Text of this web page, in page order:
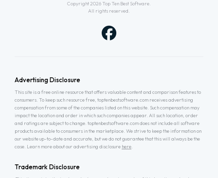
Copyright 2026 Top Ten Best Software.
All rights reserved.
Advertising Disclosure
This site is a free online resource that offers valuable content and comparison features to
consumers. To keep such resource free, toptenbestsoftware.com receives advertising
compensation from some of the companies listed on this website. Such compensation may
impact the location and order in which such companies appear. All such location, order
and ratings are subject to change. toptenbestsoftware.com does not include all software
products available to consumers in the marketplace. We strive to keep the information on
our website up-to-date and accurate, but we do not guarantee that this will always be the
case. Learn more about our advertising disclosure here.
Trademark Disclosure